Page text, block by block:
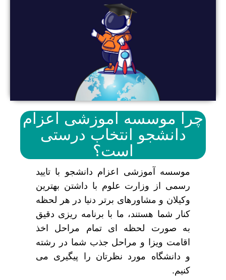
چرا موسسه آموزشی اعزام
دانشجو انتخاب درستی
است؟
موسسه آموزشی اعزام دانشجو با تایید
رسمی از وزارت علوم با داشتن بهترین
وکیلان و مشاورهای برتر دنیا در هر لحظه
کنار شما هستند، ما با برنامه ریزی دقیق
به صورت لحظه ای تمام مراحل اخذ
اقامت ویزا و مراحل جذب شما در رشته
و دانشگاه مورد نظرتان را پیگیری می
کنیم.